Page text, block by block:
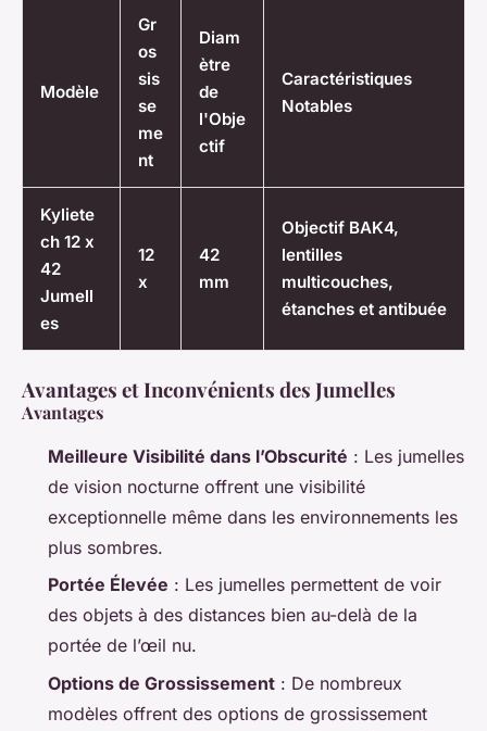
Modèle
Gr
os
sis
se
me
nt
Diam
ètre
de
l'Obje
ctif
Caractéristiques
Notables
Kyliete
ch 12 x
42
Jumell
es
12
x
42
mm
Objectif BAK4,
lentilles
multicouches,
étanches et antibuée
Avantages et Inconvénients des Jumelles
Avantages
Meilleure Visibilité dans l’Obscurité : Les jumelles
de vision nocturne offrent une visibilité
exceptionnelle même dans les environnements les
plus sombres.
Portée Élevée : Les jumelles permettent de voir
des objets à des distances bien au-delà de la
portée de l’œil nu.
Options de Grossissement : De nombreux
modèles offrent des options de grossissement